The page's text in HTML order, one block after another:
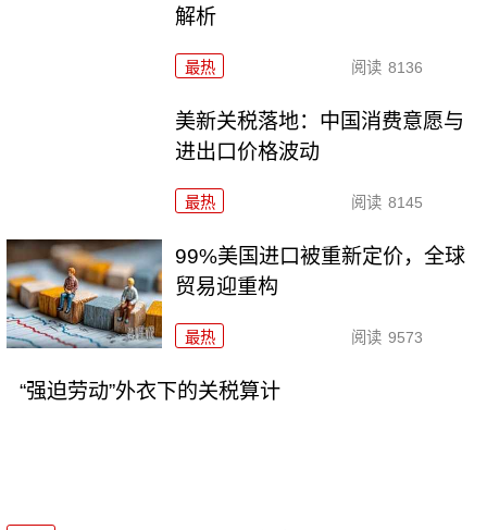
解析
最热 阅读 8136
美新关税落地：中国消费意愿与
进出口价格波动
最热 阅读 8145
99%美国进口被重新定价，全球
贸易迎重构
最热 阅读 9573
“强迫劳动”外衣下的关税算计